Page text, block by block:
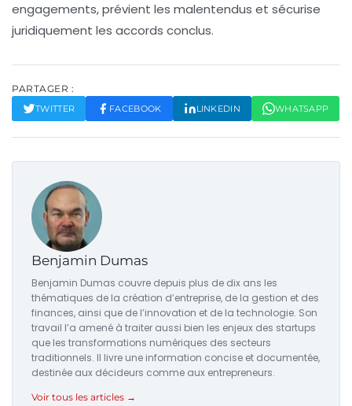
engagements, prévient les malentendus et sécurise
juridiquement les accords conclus.
PARTAGER :
TWITTER FACEBOOK LINKEDIN WHATSAPP
Benjamin Dumas
Benjamin Dumas couvre depuis plus de dix ans les
thématiques de la création d’entreprise, de la gestion et des
finances, ainsi que de l’innovation et de la technologie. Son
travail l’a amené à traiter aussi bien les enjeux des startups
que les transformations numériques des secteurs
traditionnels. Il livre une information concise et documentée,
destinée aux décideurs comme aux entrepreneurs.
Voir tous les articles →